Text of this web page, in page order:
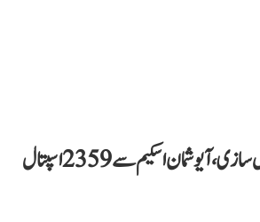
مریضوں کے نام پر جعل سازی، آیوشمان اسکیم سے 2359 اسپتال